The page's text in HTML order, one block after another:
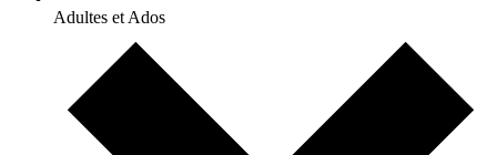
Adultes et Ados